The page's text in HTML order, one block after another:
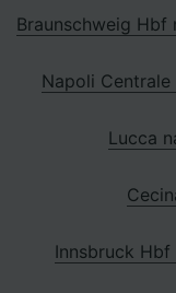
Braunschweig Hbf
Napoli Centrale
Lucca
Innsbruck Hbf